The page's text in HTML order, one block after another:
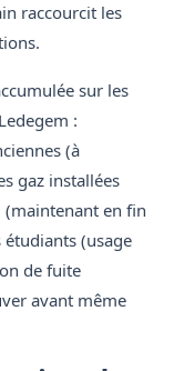
raccourcit les
sur les
:
(à
gaz installées
(maintenant en fin
(usage
de fuite
avant même